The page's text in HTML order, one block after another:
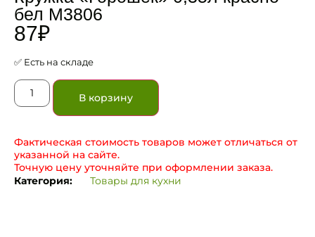
бел М3806
87₽
✅ Есть на складе
В корзину
Фактическая стоимость товаров может отличаться от
указанной на сайте.
Точную цену уточняйте при оформлении заказа.
Категория:
Товары для кухни